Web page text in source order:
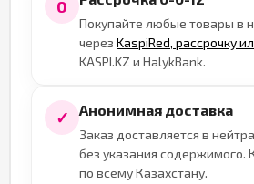
0
Покупайте любые товары в
через KaspiRed, рассрочку
KASPI.KZ и HalykBank.
✓ Анонимная доставка
Заказ доставляется в
без указания
по всему Казахстану.